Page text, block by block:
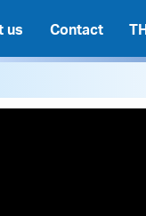
us Contact TH